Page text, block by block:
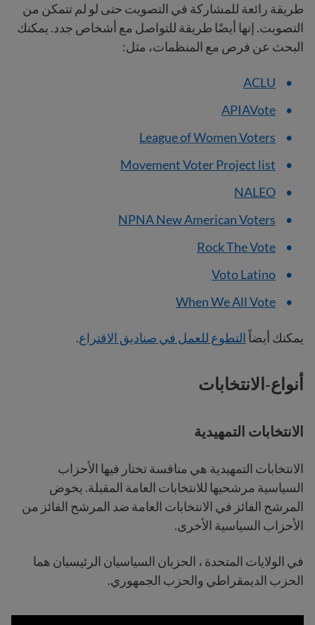
طريقة رائعة للمشاركة في التصويت حتى لو لم تتمكن من
التصويت. إنها أيضًا طريقة للتواصل مع أشخاص جدد. يمكنك
البحث عن فرص مع المنظمات، مثل:
ACLU
APIAVote
League of Women Voters
Movement Voter Project list
NALEO
NPNA New American Voters
Rock The Vote
Voto Latino
When We All Vote
يمكنك أيضاً التطوع للعمل في صناديق الاقتراع.
أنواع-الانتخابات
الانتخابات التمهيدية
الانتخابات التمهيدية هي منافسة تختار فيها الأحزاب
السياسية مرشحيها للانتخابات العامة المقبلة. يخوض
المرشح الفائز في الانتخابات العامة ضد المرشح الفائز من
الأحزاب السياسية الأخرى.
في الولايات المتحدة ، الحزبان السياسيان الرئيسيان هما
الحزب الديمقراطي والحزب الجمهوري.